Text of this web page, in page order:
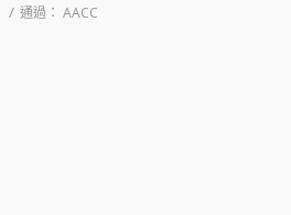
/ 通過： AACC